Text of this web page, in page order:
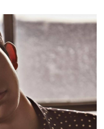
Ô tô - Xe máy